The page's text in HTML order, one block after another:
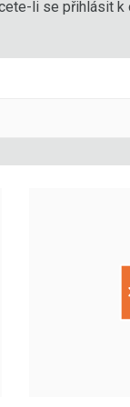
li se přihlásit k